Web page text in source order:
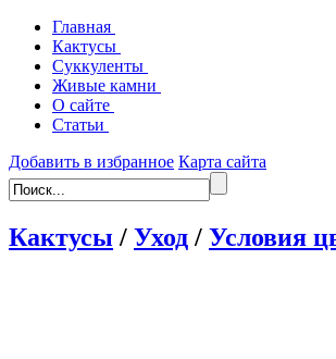
Главная
Кактусы
Суккуленты
Живые камни
О сайте
Статьи
Добавить в избранное Карта сайта
Кактусы / Уход / Условия